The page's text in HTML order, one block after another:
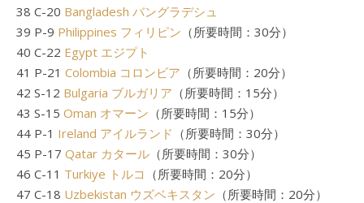
38 C-20 Bangladesh バングラデシュ
39 P-9 Philippines フィリピン （所要時間：30分）
40 C-22 Egypt エジプト
41 P-21 Colombia コロンビア （所要時間：20分）
42 S-12 Bulgaria ブルガリア （所要時間：15分）
43 S-15 Oman オマーン （所要時間：15分）
44 P-1 Ireland アイルランド （所要時間：30分）
45 P-17 Qatar カタール （所要時間：30分）
46 C-11 Turkiye トルコ （所要時間：20分）
47 C-18 Uzbekistan ウズベキスタン （所要時間：20分）